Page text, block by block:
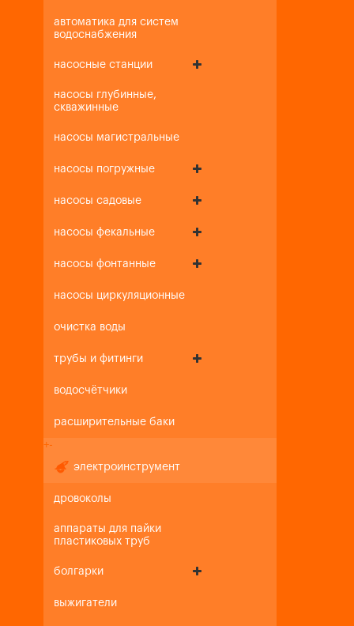
автоматика для систем
водоснабжения
насосные станции
насосы глубинные,
скважинные
насосы магистральные
насосы погружные
насосы садовые
насосы фекальные
насосы фонтанные
насосы циркуляционные
очистка воды
трубы и фитинги
водосчётчики
расширительные баки
+-
электроинструмент
дровоколы
аппараты для пайки
пластиковых труб
болгарки
выжигатели